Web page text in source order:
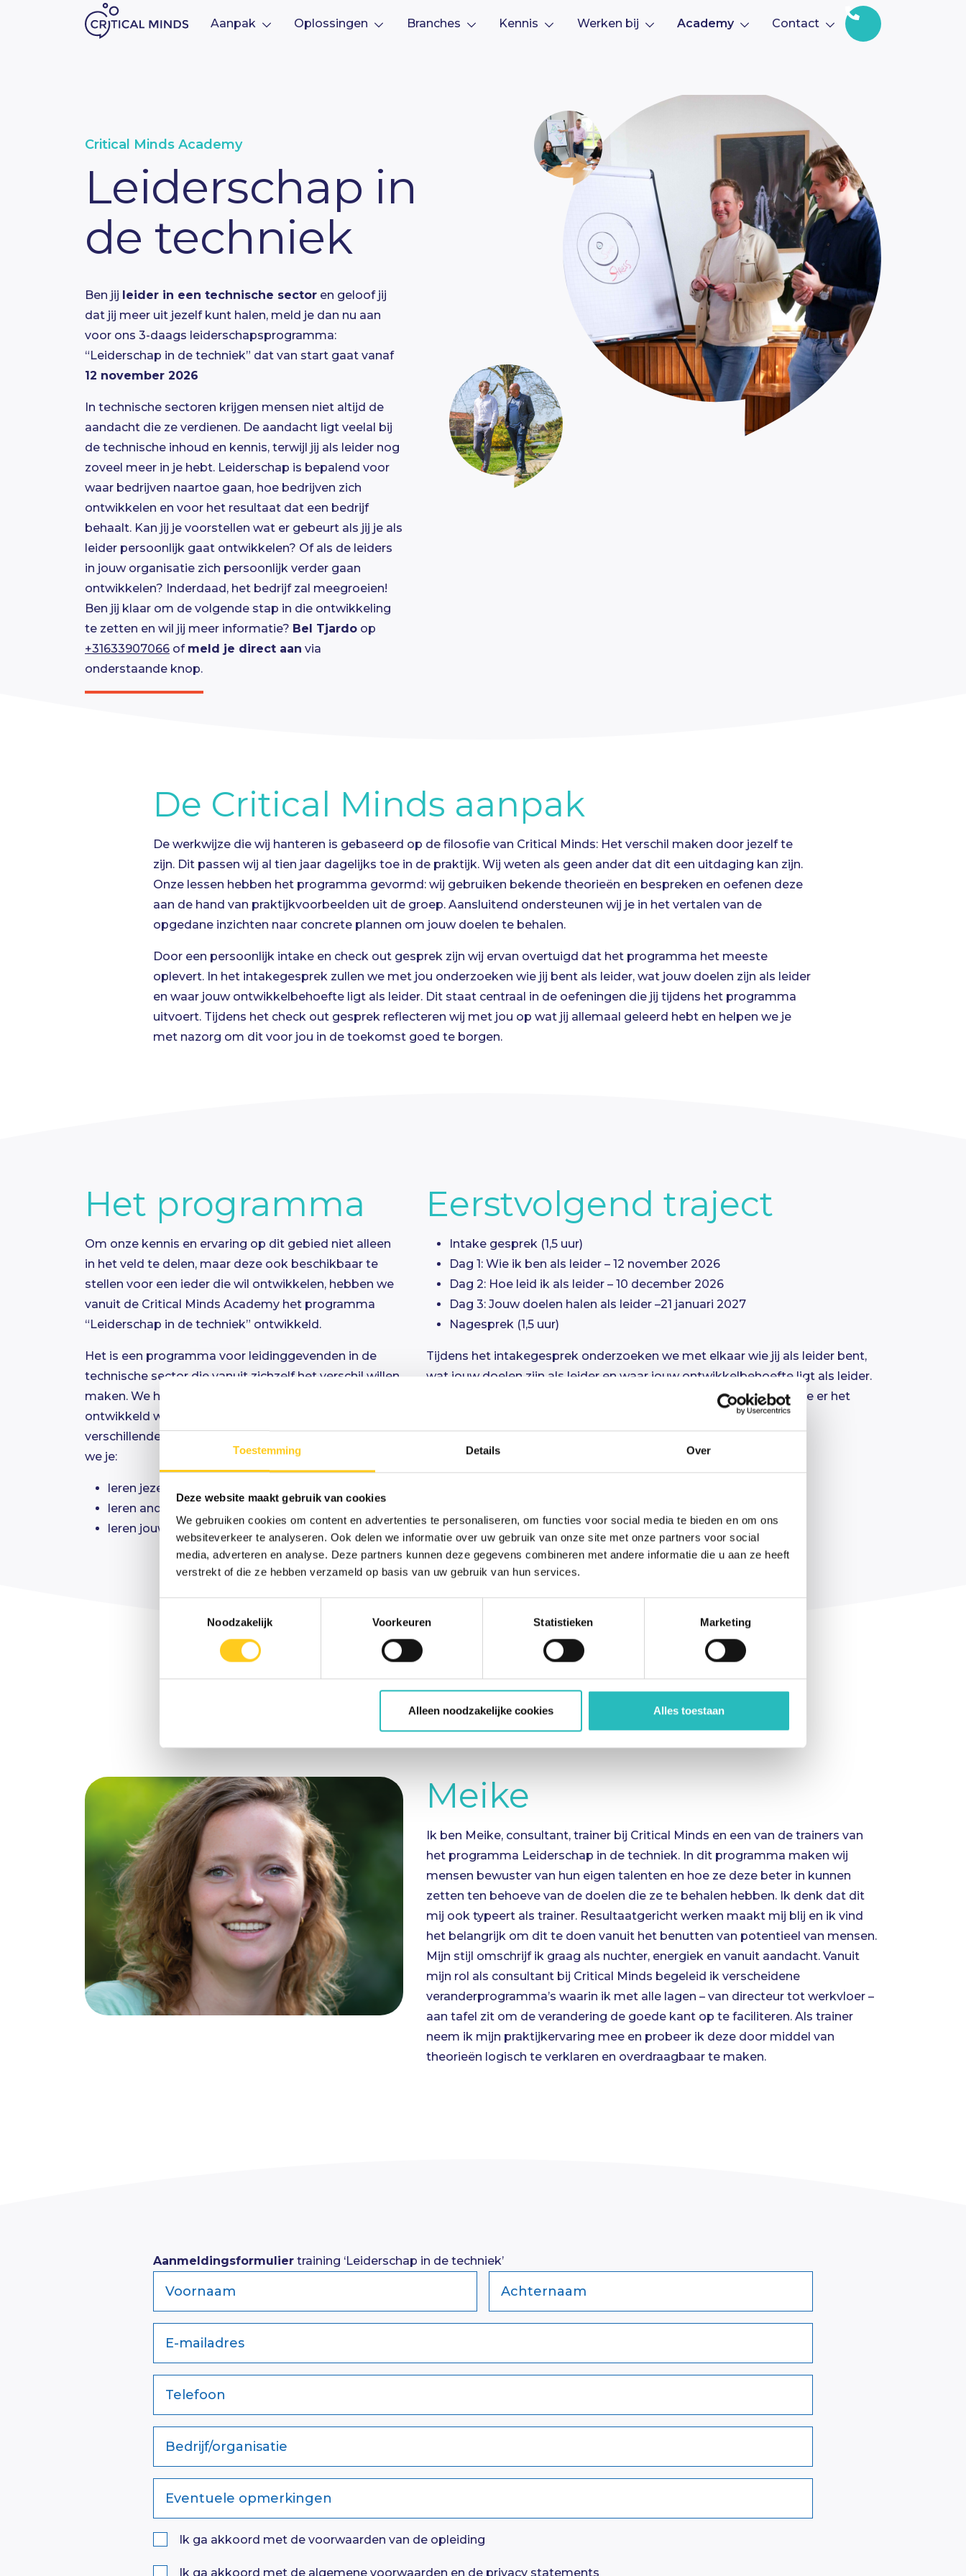
Toestemming Details Over
Deze website maakt gebruik van cookies
We gebruiken cookies om content en advertenties te personaliseren, om functies voor social media te bieden en om ons
websiteverkeer te analyseren. Ook delen we informatie over uw gebruik van onze site met onze partners voor social
media, adverteren en analyse. Deze partners kunnen deze gegevens combineren met andere informatie die u aan ze heeft
verstrekt of die ze hebben verzameld op basis van uw gebruik van hun services.
Noodzakelijk
Voorkeuren Statistieken Marketing
Alleen noodzakelijke cookies Alles toestaan
Aanpak Oplossingen Branches Kennis Werken bij Academy Contact
Critical Minds Academy
Leiderschap in
de techniek
Ben jij leider in een technische sector en geloof jij
dat jij meer uit jezelf kunt halen, meld je dan nu aan
voor ons 3-daags leiderschapsprogramma:
“Leiderschap in de techniek” dat van start gaat vanaf
12 november 2026
In technische sectoren krijgen mensen niet altijd de
aandacht die ze verdienen. De aandacht ligt veelal bij
de technische inhoud en kennis, terwijl jij als leider nog
zoveel meer in je hebt. Leiderschap is bepalend voor
waar bedrijven naartoe gaan, hoe bedrijven zich
ontwikkelen en voor het resultaat dat een bedrijf
behaalt. Kan jij je voorstellen wat er gebeurt als jij je als
leider persoonlijk gaat ontwikkelen? Of als de leiders
in jouw organisatie zich persoonlijk verder gaan
ontwikkelen? Inderdaad, het bedrijf zal meegroeien!
Ben jij klaar om de volgende stap in die ontwikkeling
te zetten en wil jij meer informatie? Bel Tjardo op
+31633907066 of meld je direct aan via
onderstaande knop.
De Critical Minds aanpak
De werkwijze die wij hanteren is gebaseerd op de filosofie van Critical Minds: Het verschil maken door jezelf te
zijn. Dit passen wij al tien jaar dagelijks toe in de praktijk. Wij weten als geen ander dat dit een uitdaging kan zijn.
Onze lessen hebben het programma gevormd: wij gebruiken bekende theorieën en bespreken en oefenen deze
aan de hand van praktijkvoorbeelden uit de groep. Aansluitend ondersteunen wij je in het vertalen van de
opgedane inzichten naar concrete plannen om jouw doelen te behalen.
Door een persoonlijk intake en check out gesprek zijn wij ervan overtuigd dat het programma het meeste
oplevert. In het intakegesprek zullen we met jou onderzoeken wie jij bent als leider, wat jouw doelen zijn als leider
en waar jouw ontwikkelbehoefte ligt als leider. Dit staat centraal in de oefeningen die jij tijdens het programma
uitvoert. Tijdens het check out gesprek reflecteren wij met jou op wat jij allemaal geleerd hebt en helpen we je
met nazorg om dit voor jou in de toekomst goed te borgen.
Het programma
Om onze kennis en ervaring op dit gebied niet alleen
in het veld te delen, maar deze ook beschikbaar te
stellen voor een ieder die wil ontwikkelen, hebben we
vanuit de Critical Minds Academy het programma
“Leiderschap in de techniek” ontwikkeld.
Het is een programma voor leidinggevenden in de
technische sector die vanuit zichzelf het verschil willen
maken. We hebben een 3-daags programma
ontwikkeld waarin jij als leider centraal staat in
verschillende contexten. In het kort betekent dit dat
we je:
leren jezelf te ontwikkelen
leren anderen te laten ontwikkelen
leren jouw organisatiedoelen te bereiken
Eerstvolgend traject
Intake gesprek (1,5 uur)
Dag 1: Wie ik ben als leider – 12 november 2026
Dag 2: Hoe leid ik als leider – 10 december 2026
Dag 3: Jouw doelen halen als leider –21 januari 2027
Nagesprek (1,5 uur)
Tijdens het intakegesprek onderzoeken we met elkaar wie jij als leider bent,
wat jouw doelen zijn als leider en waar jouw ontwikkelbehoefte ligt als leider.
Dit is de basis om met focus aan jouw traject te beginnen, zodat je er het
Investering: € 2.750,- excl. btw inclusief lunch
Detrainers:
Meike Broenink Tjardo Meulenbroek
Meike
Ik ben Meike, consultant, trainer bij Critical Minds en een van de trainers van
het programma Leiderschap in de techniek. In dit programma maken wij
mensen bewuster van hun eigen talenten en hoe ze deze beter in kunnen
zetten ten behoeve van de doelen die ze te behalen hebben. Ik denk dat dit
mij ook typeert als trainer. Resultaatgericht werken maakt mij blij en ik vind
het belangrijk om dit te doen vanuit het benutten van potentieel van mensen.
Mijn stijl omschrijf ik graag als nuchter, energiek en vanuit aandacht. Vanuit
mijn rol als consultant bij Critical Minds begeleid ik verscheidene
veranderprogramma’s waarin ik met alle lagen – van directeur tot werkvloer –
aan tafel zit om de verandering de goede kant op te faciliteren. Als trainer
neem ik mijn praktijkervaring mee en probeer ik deze door middel van
theorieën logisch te verklaren en overdraagbaar te maken.
Tjardo
Ik ben Tjardo, ondernemer bij Critical Minds. Samen met Bas en Meike ben ik
trainer en coach bij de Critical Minds Academy. Hierin kan ik alles wat ik de
afgelopen 15 jaar heb geleerd als ondernemer en op het gebied van
persoonlijke en professionele ontwikkeling overbrengen. Het is geweldig om
te zien wat voor een steile leercurve de deelnemers van onze Academy
doormaken wanneer zij echt aandacht hebben voor zichzelf en hun eigen
ontwikkeling. Ik kijk ernaar uit om nog veel meer trainingen, die gericht zijn op
het optimaal benutten van het potentieel van mensen, toe te voegen aan ons
aanbod!
Aanmeldingsformulier training ‘Leiderschap in de techniek’
Voornaam Achternaam
E-mailadres
Telefoon
Bedrijf/organisatie
Eventuele opmerkingen
Ik ga akkoord met de voorwaarden van de opleiding
Ik ga akkoord met de algemene voorwaarden en de privacy statements